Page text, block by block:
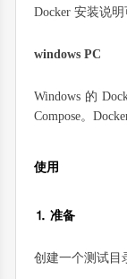
Docker 安装说
windows PC
Windows 的
Compose。
使用
⒈ 准备
创建一个测试目